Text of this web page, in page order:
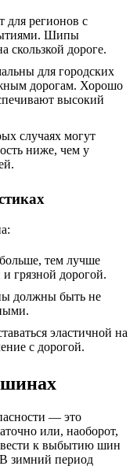
для регионов с
Шипы
скользкой дороге.
для городских
дорогам. Хорошо
высокий
случаях могут
ниже, чем у
тем лучше
грязной дорогой.
должны быть не
эластичной на
с дорогой.
шинах
— это
или, наоборот,
к выбытию шин
зимний период